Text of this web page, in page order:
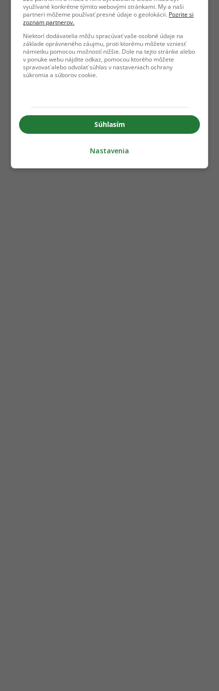
využívané konkrétne týmito webovými stránkami. My a naši
partneri môžeme používať presné údaje o geolokácii. Pozrite si
zoznam partnerov.
Niektorí dodávatelia môžu spracúvať vaše osobné údaje na
základe oprávneného záujmu, proti ktorému môžete vzniesť
námietku pomocou možností nižšie. Dole na tejto stránke alebo
v ponuke webu nájdite odkaz, pomocou ktorého môžete
spravovať alebo odvolať súhlas v nastaveniach ochrany
súkromia a súborov cookie.
Súhlasím
Nastavenia